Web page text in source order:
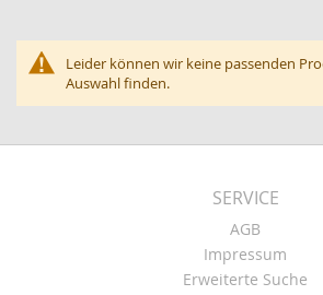
Leider können wir keine passenden
Auswahl finden.
SERVICE
AGB
Impressum
Erweiterte Suche